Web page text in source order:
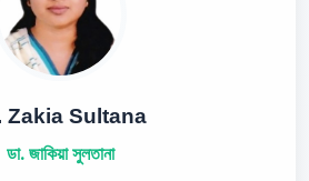
Zakia Sultana
ডা. জাকিয়া সুলতানা